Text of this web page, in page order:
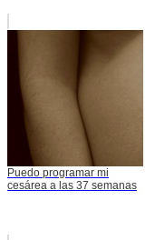
Puedo programar mi
cesárea a las 37 semanas